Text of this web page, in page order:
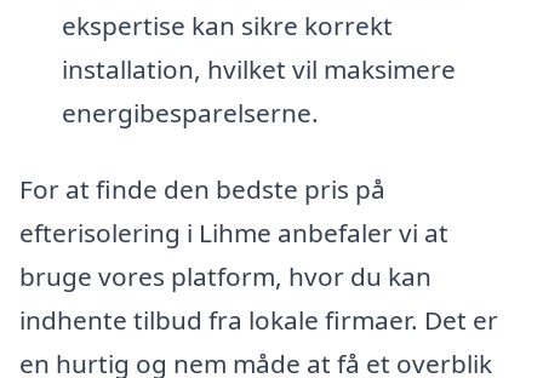
ekspertise kan sikre korrekt
installation, hvilket vil maksimere
energibesparelserne.
For at finde den bedste pris på
efterisolering i Lihme anbefaler vi at
bruge vores platform, hvor du kan
indhente tilbud fra lokale firmaer. Det er
en hurtig og nem måde at få et overblik